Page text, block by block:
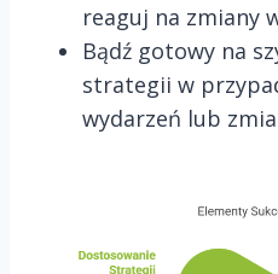
reaguj na zmiany
Bądź gotowy na
strategii w
wydarzeń lub